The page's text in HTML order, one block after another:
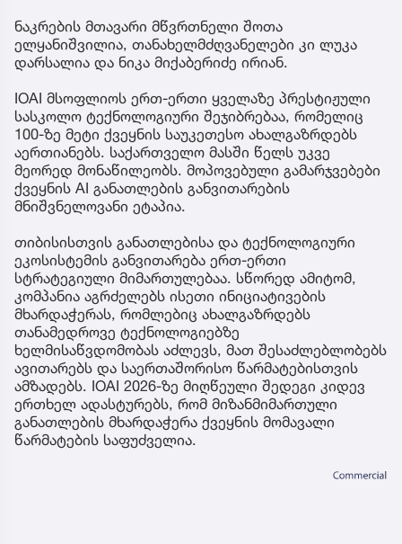
ნაკრების მთავარი მწვრთნელი შოთა
ელყანიშვილია, თანახელმძღვანელები კი ლუკა
დარსალია და ნიკა მიქაბერიძე ირიან.
IOAI მსოფლიოს ერთ-ერთი ყველაზე პრესტიჟული
სასკოლო ტექნოლოგიური შეჯიბრებაა, რომელიც
100-ზე მეტი ქვეყნის საუკეთესო ახალგაზრდებს
აერთიანებს. საქართველო მასში წელს უკვე
მეორედ მონაწილეობს. მოპოვებული გამარჯვებები
ქვეყნის AI განათლების განვითარების
მნიშვნელოვანი ეტაპია.
თიბისისთვის განათლებისა და ტექნოლოგიური
ეკოსისტემის განვითარება ერთ-ერთი
სტრატეგიული მიმართულებაა. სწორედ ამიტომ,
კომპანია აგრძელებს ისეთი ინიციატივების
მხარდაჭერას, რომლებიც ახალგაზრდებს
თანამედროვე ტექნოლოგიებზე
ხელმისაწვდომობას აძლევს, მათ შესაძლებლობებს
ავითარებს და საერთაშორისო წარმატებისთვის
ამზადებს. IOAI 2026-ზე მიღწეული შედეგი კიდევ
ერთხელ ადასტურებს, რომ მიზანმიმართული
განათლების მხარდაჭერა ქვეყნის მომავალი
წარმატების საფუძველია.